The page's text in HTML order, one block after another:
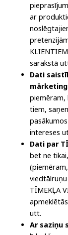
ar
sarakstā
Dati
piemēram,
tiem,
intereses
Dati par
bet ne
TĪMEKĻA
utt.
Ar saziņu